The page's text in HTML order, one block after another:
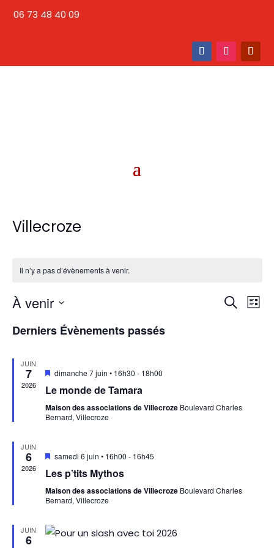
06 73 48 40 09
Villecroze
Il n’y a pas d’évènements à venir.
de
Liste
À venir
une
Derniers Évènements passés
JUIN
7
2026
Mis
avant
dimanche 7 juin • 16h30 - 18h00
Le monde de Tamara
Maison des associations de Villecroze Boulevard Charles
Bernard, Villecroze
JUIN
6
2026
Mis
avant
samedi 6 juin • 16h00 - 16h45
Les p’tits Mythos
Maison des associations de Villecroze Boulevard Charles
Bernard, Villecroze
JUIN
6